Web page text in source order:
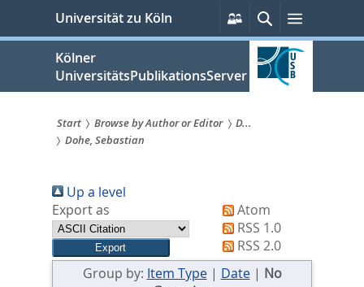
springen
Universität zu Köln
Persönliche
Services
SucheMenü
Kölner
UniversitätsPublikationsServer
Sie
sind
hier:
Start Browse by Author or Editor
D...
Dohe, Sebastian
Up a level
Export as
Atom
RSS 1.0
RSS 2.0
Group by: Item Type| Date| No